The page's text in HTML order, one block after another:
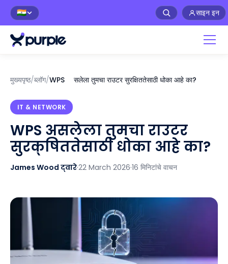
🇮🇳 साइन इन
मुख्यपृष्ठ/ब्लॉग/WPS असलेला तुमचा राउटर सुरक्षिततेसाठी धोका आहे का?
IT & NETWORK
WPS असलेला तुमचा राउटर
सुरक्षिततेसाठी धोका आहे का?
James Wood द्वारे·22 March 2026·16 मिनिटांचे वाचन